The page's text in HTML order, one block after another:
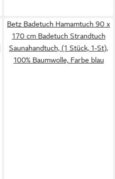
Betz Badetuch Hamamtuch 90 x
170 cm Badetuch Strandtuch
Saunahandtuch, (1 Stück, 1-St),
100% Baumwolle, Farbe blau